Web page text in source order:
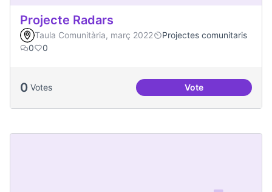
Projecte Radars
Taula Comunitària, març 2022
Projectes comunitaris
0
0
0 Votes VoteProjecte Radars